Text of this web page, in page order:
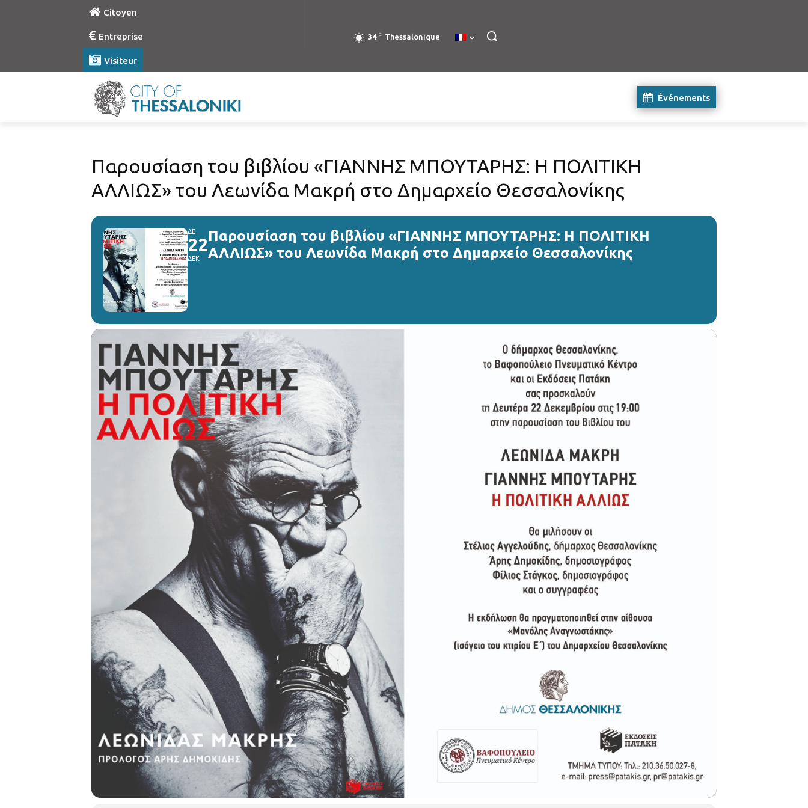
Citoyen
Entreprise
Visiteur
34 C Thessalonique
Événements
Παρουσίαση του βιβλίου «ΓΙΑΝΝΗΣ ΜΠΟΥΤΑΡΗΣ: Η ΠΟΛΙΤΙΚΗ
ΑΛΛΙΩΣ» του Λεωνίδα Μακρή στο Δημαρχείο Θεσσαλονίκης
ΔΕ
22
ΔΕΚ
Παρουσίαση του βιβλίου «ΓΙΑΝΝΗΣ ΜΠΟΥΤΑΡΗΣ: Η ΠΟΛΙΤΙΚΗ
ΑΛΛΙΩΣ» του Λεωνίδα Μακρή στο Δημαρχείο Θεσσαλονίκης